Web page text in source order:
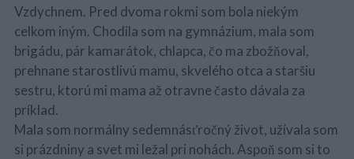
Vzdychnem. Pred dvoma rokmi som bola niekým
celkom iným. Chodila som na gymnázium, mala som
brigádu, pár kamarátok, chlapca, čo ma zbožňoval,
prehnane starostlivú mamu, skvelého otca a staršiu
sestru, ktorú mi mama až otravne často dávala za
príklad.
Mala som normálny sedemnásťročný život, užívala som
si prázdniny a svet mi ležal pri nohách. Aspoň som si to